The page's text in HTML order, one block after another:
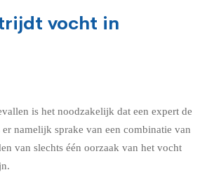
vocht in
is het noodzakelijk dat een expert de
namelijk sprake van een combinatie van
van slechts één oorzaak van het vocht